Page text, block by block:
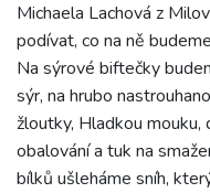
Michaela Lachová z
podívat, co na ně
Na sýrové biftečky
sýr, na hrubo
žloutky, Hladkou mouku,
obalování a tuk na
bílků ušleháme sníh,